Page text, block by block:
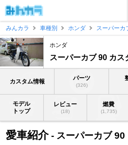
みんカラ
車種別 ホンダ スーパーカ
ホンダ
スーパーカブ 90 カス
カスタム情報 パーツ
(326)
モデル
トップ
レビュー
(18)
燃費
(1,735)
愛車紹介- スーパーカブ 90